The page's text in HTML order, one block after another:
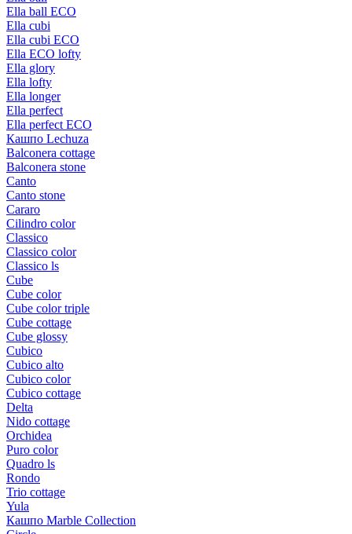
Ella ball ECO
Ella cubi
Ella cubi ECO
Ella ECO lofty
Ella glory
Ella lofty
Ella longer
Ella perfect
Ella perfect ECO
Кашпо Lechuza
Balconera cottage
Balconera stone
Canto
Canto stone
Cararo
Cilindro color
Classico
Classico color
Classico ls
Cube
Cube color
Cube color triple
Cube cottage
Cube glossy
Cubico
Cubico alto
Cubico color
Cubico cottage
Delta
Nido cottage
Orchidea
Puro color
Quadro ls
Rondo
Trio cottage
Yula
Кашпо Marble Collection